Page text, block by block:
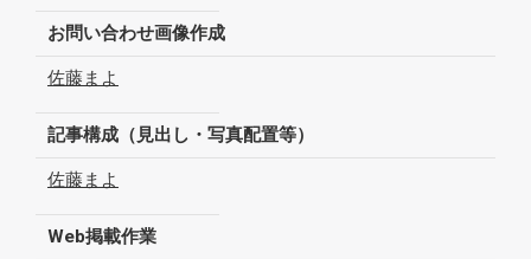
お問い合わせ画像作成
佐藤まよ
記事構成（見出し・写真配置等）
佐藤まよ
Web掲載作業